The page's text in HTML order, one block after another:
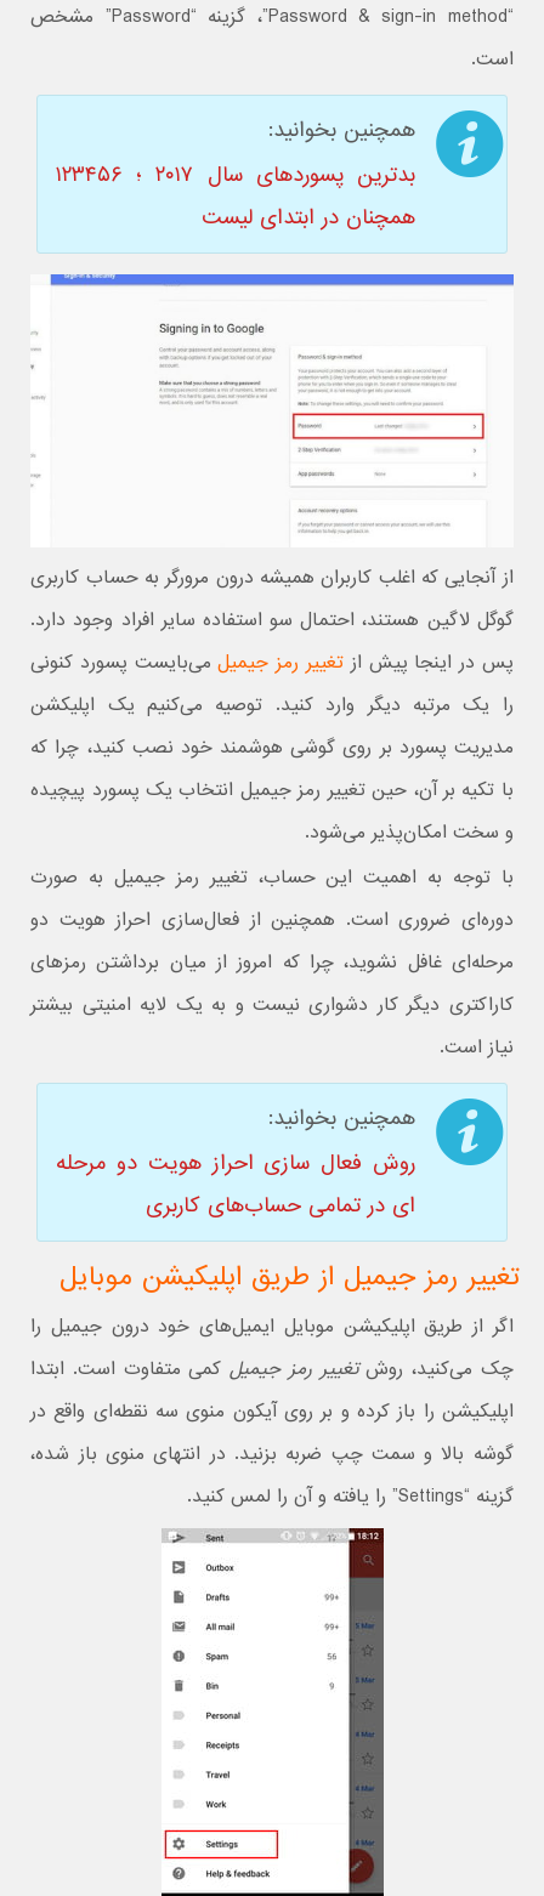
“Password & sign-in method”، گزینه “Password” مشخص
است.
همچنین بخوانید:
بدترین پسوردهای سال ۲۰۱۷ ؛ ۱۲۳۴۵۶
همچنان در ابتدای لیست
از آنجایی که اغلب کاربران همیشه درون مرورگر به حساب کاربری
گوگل لاگین هستند، احتمال سو استفاده سایر افراد وجود دارد.
پس در اینجا پیش از تغییر رمز جیمیلمی‌بایست پسورد کنونی
را یک مرتبه دیگر وارد کنید. توصیه می‌کنیم یک اپلیکشن
مدیریت پسورد بر روی گوشی هوشمند خود نصب کنید، چرا که
با تکیه بر آن، حین تغییر رمز جیمیل انتخاب یک پسورد پیچیده
و سخت امکان‌پذیر می‌شود.
با توجه به اهمیت این حساب، تغییر رمز جیمیل به صورت
دوره‌ای ضروری است. همچنین از فعال‌سازی احراز هویت دو
مرحله‌ای غافل نشوید، چرا که امروز از میان برداشتن رمزهای
کاراکتری دیگر کار دشواری نیست و به یک لایه امنیتی بیشتر
نیاز است.
همچنین بخوانید:
روش فعال سازی احراز هویت دو مرحله
ای در تمامی حساب‌های کاربری
تغییر رمز جیمیل از طریق اپلیکیشن موبایل
اگر از طریق اپلیکیشن موبایل ایمیل‌های خود درون جیمیل را
چک می‌کنید، روشتغییر رمز جیمیلکمی متفاوت است. ابتدا
اپلیکیشن را باز کرده و بر روی آیکون منوی سه نقطه‌ای واقع در
گوشه بالا و سمت چپ ضربه بزنید. در انتهای منوی باز شده،
گزینه “Settings” را یافته و آن را لمس کنید.